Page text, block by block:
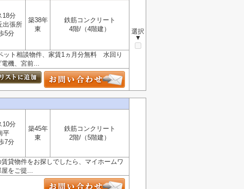
選択
▼
18分
出張所
5分
築38年
東
鉄筋コンクリート
4階/（4階建）
ット相談物件、家賃1ヵ月分無料 水回り
機、宮前...
10分
平
7分
築45年
東
鉄筋コンクリート
2階/（5階建）
貸物件をお探しでしたら、マイホームワ
をご提...